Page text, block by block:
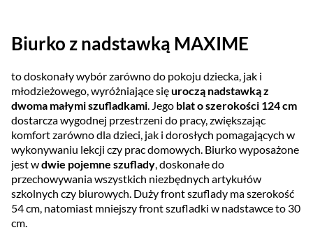
Biurko z nadstawką MAXIME
to doskonały wybór zarówno do pokoju dziecka, jak i
młodzieżowego, wyróżniające sięuroczą nadstawką z
dwoma małymi szufladkami. Jego blat o szerokości 124 cm
dostarcza wygodnej przestrzeni do pracy, zwiększając
komfort zarówno dla dzieci, jak i dorosłych pomagających w
wykonywaniu lekcji czy prac domowych. Biurko wyposażone
jest wdwie pojemne szuflady, doskonałe do
przechowywania wszystkich niezbędnych artykułów
szkolnych czy biurowych. Duży front szuflady ma szerokość
54 cm, natomiast mniejszy front szufladki w nadstawce to 30
cm.